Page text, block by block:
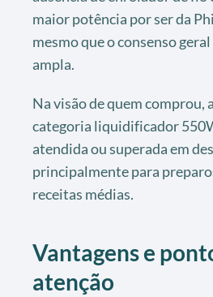
maior potência por ser da
mesmo que o consenso
ampla.
Na visão de quem comprou,
categoria liquidificador
atendida ou superada em
principalmente para
receitas médias.
Vantagens e
atenção